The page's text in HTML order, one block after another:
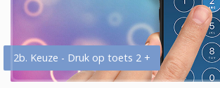
2b. Keuze - Druk op toets 2 +